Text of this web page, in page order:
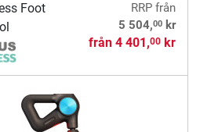
Foot
RRPfrån
5 504,00kr
från 4 401,00kr